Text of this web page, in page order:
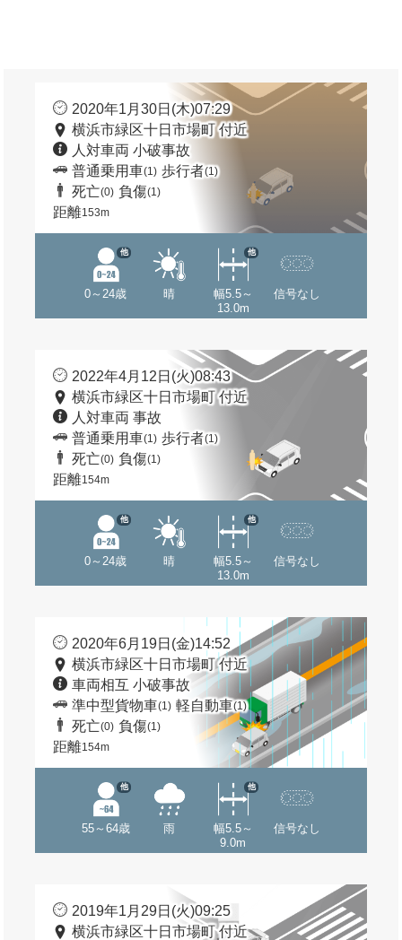
2020年1月30日(木)07:29
横浜市緑区十日市場町 付近
人対車両 小破事故
普通乗用車(1) 歩行者(1)
死亡(0) 負傷(1)
距離153m
0～24歳
他
晴
幅5.5～
13.0m
他
信号なし
2022年4月12日(火)08:43
横浜市緑区十日市場町 付近
人対車両 事故
普通乗用車(1) 歩行者(1)
死亡(0) 負傷(1)
距離154m
0～24歳
他
晴
幅5.5～
13.0m
他
信号なし
2020年6月19日(金)14:52
横浜市緑区十日市場町 付近
車両相互 小破事故
準中型貨物車(1) 軽自動車(1)
死亡(0) 負傷(1)
距離154m
55～64歳
他
雨
幅5.5～
9.0m
他
信号なし
2019年1月29日(火)09:25
横浜市緑区十日市場町 付近